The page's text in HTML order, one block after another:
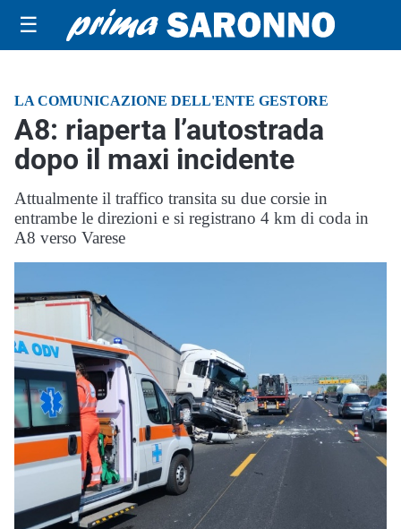
☰
LA COMUNICAZIONE DELL'ENTE GESTORE
A8: riaperta l’autostrada
dopo il maxi incidente
Attualmente il traffico transita su due corsie in
entrambe le direzioni e si registrano 4 km di coda in
A8 verso Varese